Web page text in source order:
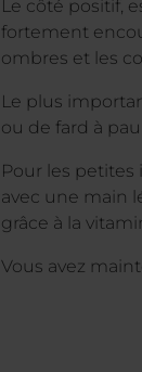
Le côté positif,
fortement
ombres et les
Le plus
ou de fard à
Pour les
avec une main
grâce à la
Vous avez